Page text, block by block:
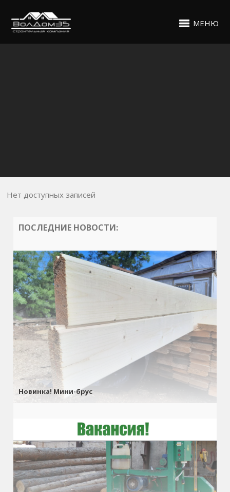
МЕНЮ
Нет доступных записей
ПОСЛЕДНИЕ НОВОСТИ:
Новинка! Мини-брус